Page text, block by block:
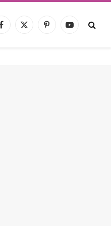
Facebook
X
PinterestYouTube